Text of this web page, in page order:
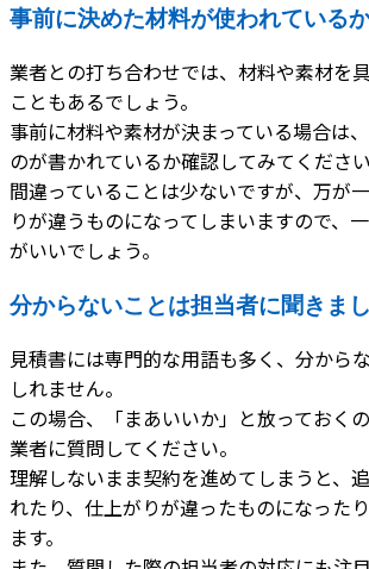
事前に決めた材料が使われている
業者との打ち合わせでは、材料や素材を
こともあるでしょう。
事前に材料や素材が決まっている場合は
のが書かれているか確認してみてください
間違っていることは少ないですが、万が
りが違うものになってしまいますので、
がいいでしょう。
分からないことは担当者に聞きま
見積書には専門的な用語も多く、分から
しれません。
この場合、「まあいいか」と放っておく
業者に質問してください。
理解しないまま契約を進めてしまうと、
れたり、仕上がりが違ったものになった
ます。